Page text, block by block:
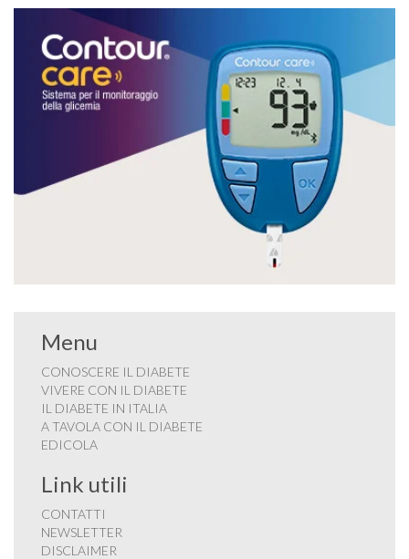
Menu
CONOSCERE IL DIABETE
VIVERE CON IL DIABETE
IL DIABETE IN ITALIA
A TAVOLA CON IL DIABETE
EDICOLA
Link utili
CONTATTI
NEWSLETTER
DISCLAIMER